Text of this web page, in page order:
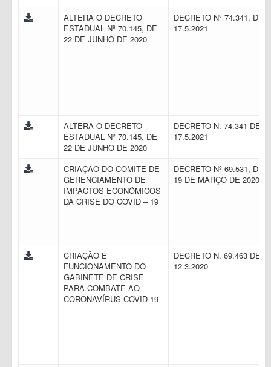
ALTERA O DECRETO
ESTADUAL Nº 70.145, DE
22 DE JUNHO DE 2020
DECRETO Nº 74.341, DE
17.5.2021
ALTERA O DECRETO
ESTADUAL Nº 70.145, DE
22 DE JUNHO DE 2020
DECRETO N. 74.341 DE
17.5.2021
CRIAÇÃO DO COMITÊ DE
GERENCIAMENTO DE
IMPACTOS ECONÔMICOS
DA CRISE DO COVID – 19
DECRETO Nº 69.531, DE
19 DE MARÇO DE 2020
CRIAÇÃO E
FUNCIONAMENTO DO
GABINETE DE CRISE
PARA COMBATE AO
CORONAVÍRUS COVID-19
DECRETO N. 69.463 DE
12.3.2020